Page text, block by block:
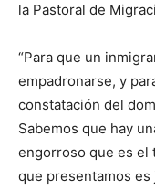
la Pastoral de
“Para que un
empadronarse, y
constatación del
Sabemos que hay
engorroso que es el
que presentamos es